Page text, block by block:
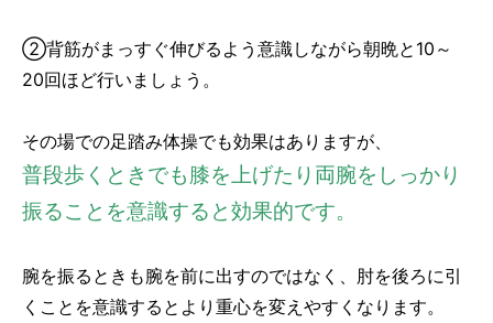
②背筋がまっすぐ伸びるよう意識しながら朝晩と10～
20回ほど行いましょう。
その場での足踏み体操でも効果はありますが、
普段歩くときでも膝を上げたり両腕をしっかり
振ることを意識すると効果的です。
腕を振るときも腕を前に出すのではなく、肘を後ろに引
くことを意識するとより重心を変えやすくなります。